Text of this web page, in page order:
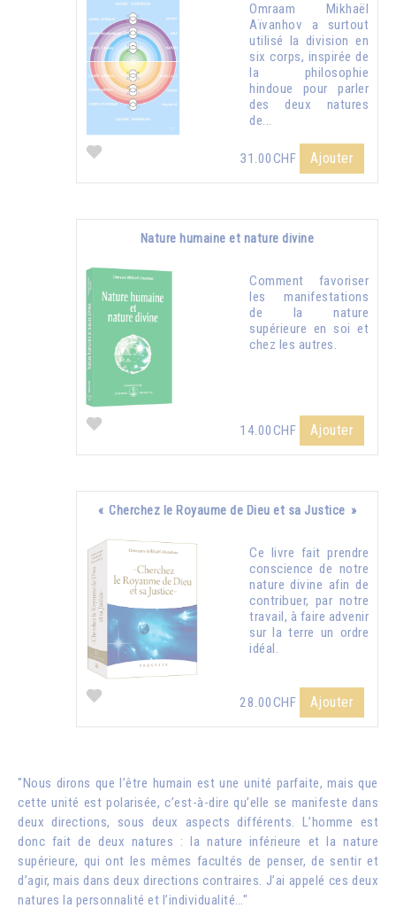
Omraam Mikhaël
Aïvanhov a surtout
utilisé la division en
six corps, inspirée de
la philosophie
hindoue pour parler
des deux natures
de...
31.00CHF Ajouter
Nature humaine et nature divine
Comment favoriser
les manifestations
de la nature
supérieure en soi et
chez les autres.
14.00CHF Ajouter
« Cherchez le Royaume de Dieu et sa Justice »
Ce livre fait prendre
conscience de notre
nature divine afin de
contribuer, par notre
travail, à faire advenir
sur la terre un ordre
idéal.
28.00CHF Ajouter
"Nous dirons que l’être humain est une unité parfaite, mais que
cette unité est polarisée, c’est-à-dire qu’elle se manifeste dans
deux directions, sous deux aspects différents. L’homme est
donc fait de deux natures : la nature inférieure et la nature
supérieure, qui ont les mêmes facultés de penser, de sentir et
d’agir, mais dans deux directions contraires. J’ai appelé ces deux
natures la personnalité et l’individualité…"